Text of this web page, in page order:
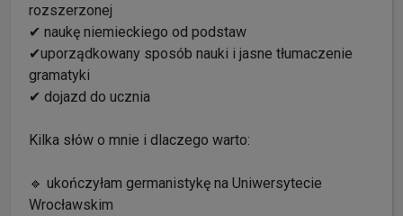
rozszerzonej
✔ naukę niemieckiego od podstaw
✔uporządkowany sposób nauki i jasne tłumaczenie
gramatyki
✔ dojazd do ucznia
Kilka słów o mnie i dlaczego warto:
🔹 ukończyłam germanistykę na Uniwersytecie
Wrocławskim